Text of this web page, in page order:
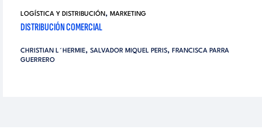
LOGÍSTICA Y DISTRIBUCIÓN, MARKETING
DISTRIBUCIÓN COMERCIAL
CHRISTIAN L´HERMIE, SALVADOR MIQUEL PERIS, FRANCISCA PARRA
GUERRERO